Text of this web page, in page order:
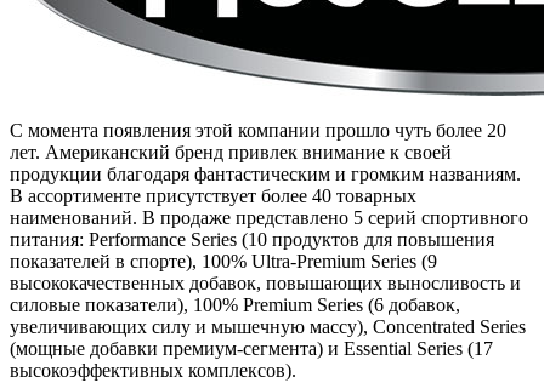
С момента появления этой компании прошло чуть более 20
лет. Американский бренд привлек внимание к своей
продукции благодаря фантастическим и громким названиям.
В ассортименте присутствует более 40 товарных
наименований. В продаже представлено 5 серий спортивного
питания: Performance Series (10 продуктов для повышения
показателей в спорте), 100% Ultra-Premium Series (9
высококачественных добавок, повышающих выносливость и
силовые показатели), 100% Premium Series (6 добавок,
увеличивающих силу и мышечную массу), Concentrated Series
(мощные добавки премиум-сегмента) и Essential Series (17
высокоэффективных комплексов).